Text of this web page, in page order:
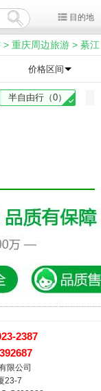
目的地
> 重庆周边旅游 > 綦江
价格区间
半自由行（0）
2387
限公司
23-7